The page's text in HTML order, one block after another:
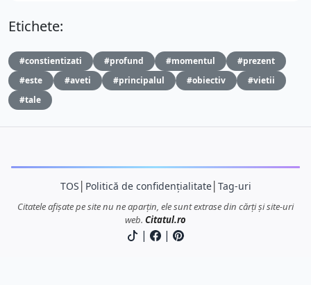
Etichete:
#constientizati #profund #momentul
#prezent
#este
#aveti #principalul #obiectiv
#vietii
#tale
TOS Politică de confidențialitate│ Tag-uri
Citatele afișate pe site nu ne aparțin, ele sunt extrase din cărți și site-uri
web. Citatul.ro
| |